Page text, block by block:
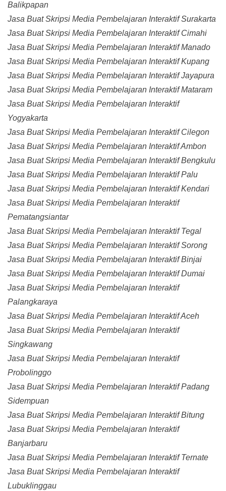
Balikpapan
Jasa Buat Skripsi Media Pembelajaran Interaktif Surakarta
Jasa Buat Skripsi Media Pembelajaran Interaktif Cimahi
Jasa Buat Skripsi Media Pembelajaran Interaktif Manado
Jasa Buat Skripsi Media Pembelajaran Interaktif Kupang
Jasa Buat Skripsi Media Pembelajaran Interaktif Jayapura
Jasa Buat Skripsi Media Pembelajaran Interaktif Mataram
Jasa Buat Skripsi Media Pembelajaran Interaktif
Yogyakarta
Jasa Buat Skripsi Media Pembelajaran Interaktif Cilegon
Jasa Buat Skripsi Media Pembelajaran Interaktif Ambon
Jasa Buat Skripsi Media Pembelajaran Interaktif Bengkulu
Jasa Buat Skripsi Media Pembelajaran Interaktif Palu
Jasa Buat Skripsi Media Pembelajaran Interaktif Kendari
Jasa Buat Skripsi Media Pembelajaran Interaktif
Pematangsiantar
Jasa Buat Skripsi Media Pembelajaran Interaktif Tegal
Jasa Buat Skripsi Media Pembelajaran Interaktif Sorong
Jasa Buat Skripsi Media Pembelajaran Interaktif Binjai
Jasa Buat Skripsi Media Pembelajaran Interaktif Dumai
Jasa Buat Skripsi Media Pembelajaran Interaktif
Palangkaraya
Jasa Buat Skripsi Media Pembelajaran Interaktif Aceh
Jasa Buat Skripsi Media Pembelajaran Interaktif
Singkawang
Jasa Buat Skripsi Media Pembelajaran Interaktif
Probolinggo
Jasa Buat Skripsi Media Pembelajaran Interaktif Padang
Sidempuan
Jasa Buat Skripsi Media Pembelajaran Interaktif Bitung
Jasa Buat Skripsi Media Pembelajaran Interaktif
Banjarbaru
Jasa Buat Skripsi Media Pembelajaran Interaktif Ternate
Jasa Buat Skripsi Media Pembelajaran Interaktif
Lubuklinggau